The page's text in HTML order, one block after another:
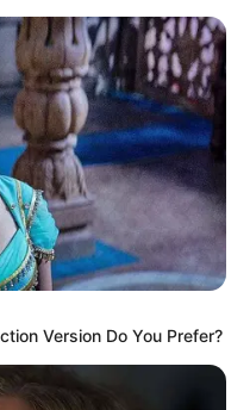
Version Do You Prefer?